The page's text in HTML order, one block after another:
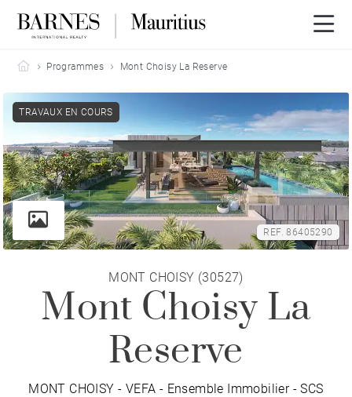
Barnes Mauritius
Programmes Mont Choisy La Reserve
MONT CHOISY (30527)
Mont Choisy La
Reserve
MONT CHOISY - VEFA - Ensemble Immobilier - SCS
TRAVAUX EN COURS
REF. 86405290